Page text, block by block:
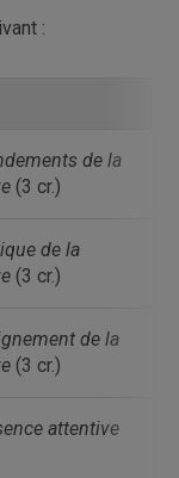
:
de la
(3 cr.)
de la
(3 cr.)
de la
(3 cr.)
attentive